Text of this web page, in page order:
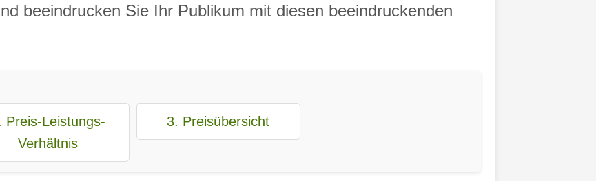
beeindrucken Sie Ihr Publikum mit diesen beeindruckenden
Preis-Leistungs-
Verhältnis
3. Preisübersicht